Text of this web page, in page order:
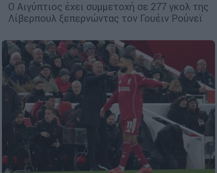
Ο Αιγύπτιος έχει συμμετοχή σε 277 γκολ της
Λίβερπουλ ξεπερνώντας τον Γουέιν Ρούνεϊ